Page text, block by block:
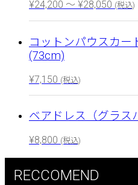
¥24,200 ～ ¥28,050 (税込)
コットンパウスカー
(73cm)
¥7,150 (税込)
ベアドレス（グラス
¥8,800 (税込)
RECCOMEND